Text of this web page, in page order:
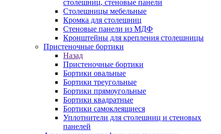
столешниц, стеновые панели
Столешницы мебельные
Кромка для столешниц
Стеновые панели из МДФ
Кронштейны для крепления столешницы
Пристеночные бортики
Назад
Пристеночные бортики
Бортики овальные
Бортики треугольные
Бортики прямоугольные
Бортики квадратные
Бортики самоклеящиеся
Уплотнители для столешниц и стеновых
панелей